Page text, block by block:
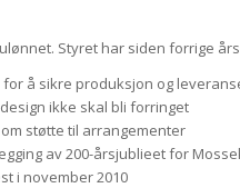
Styret har siden forrige
å sikre produksjon og
ikke skal bli forringet
støtte til arrangementer
av 200-årsjublieet for
i november 2010